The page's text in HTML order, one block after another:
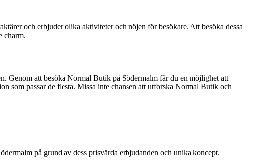
och erbjuder olika aktiviteter och nöjen för besökare. Att besöka dessa
charm.
Genom att besöka Normal Butik på Södermalm får du en möjlighet att
som passar de flesta. Missa inte chansen att utforska Normal Butik och
på grund av dess prisvärda erbjudanden och unika koncept.